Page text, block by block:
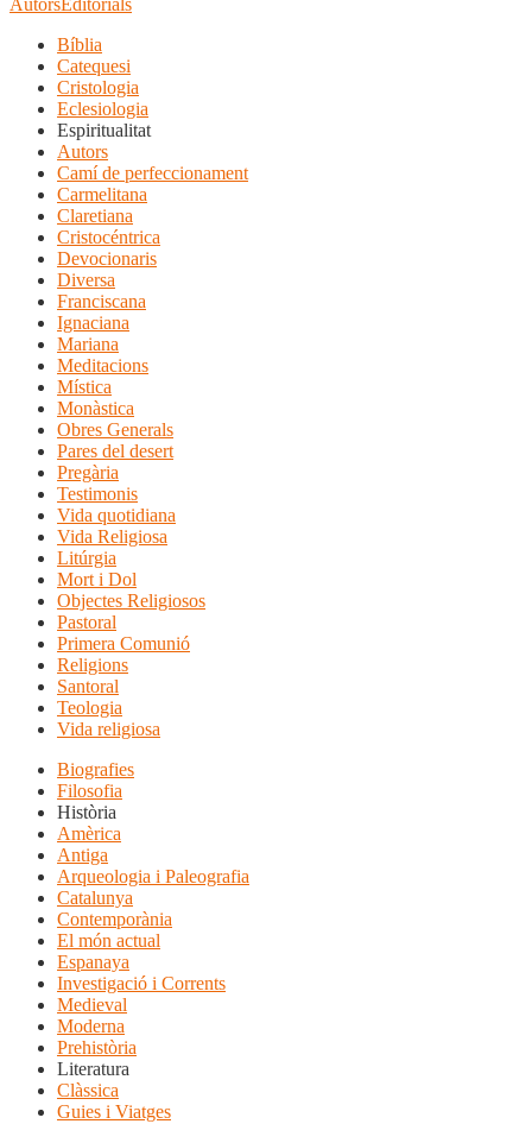
AutorsEditorials
Bíblia
Catequesi
Cristologia
Eclesiologia
Espiritualitat
Autors
Camí de perfeccionament
Carmelitana
Claretiana
Cristocéntrica
Devocionaris
Diversa
Franciscana
Ignaciana
Mariana
Meditacions
Mística
Monàstica
Obres Generals
Pares del desert
Pregària
Testimonis
Vida quotidiana
Vida Religiosa
Litúrgia
Mort i Dol
Objectes Religiosos
Pastoral
Primera Comunió
Religions
Santoral
Teologia
Vida religiosa
Biografies
Filosofia
Història
Amèrica
Antiga
Arqueologia i Paleografia
Catalunya
Contemporània
El món actual
Espanaya
Investigació i Corrents
Medieval
Moderna
Prehistòria
Literatura
Clàssica
Guies i Viatges